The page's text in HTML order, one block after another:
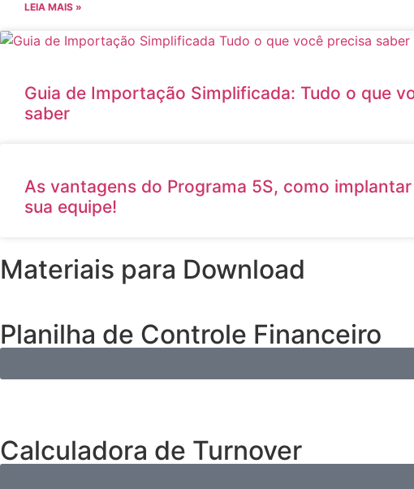
LEIA MAIS »
Guia de Importação Simplificada: Tudo o que
saber
As vantagens do Programa 5S, como
sua equipe!
Materiais para Download
Planilha de Controle Financeiro
Calculadora de Turnover